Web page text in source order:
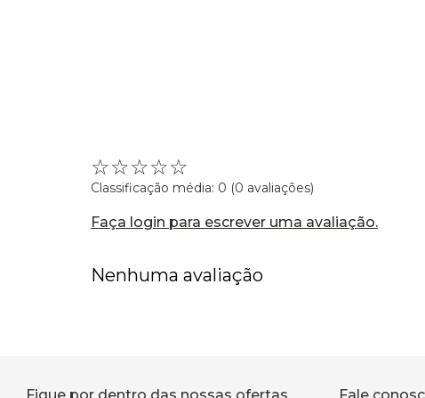
☆☆☆☆☆
Classificação média: 0 (0 avaliações)
Faça login para escrever uma avaliação.
Nenhuma avaliação